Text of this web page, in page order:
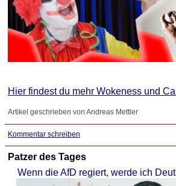
Hier findest du mehr Wokeness und
Artikel geschrieben von Andreas Mettler
Kommentar schreiben
Patzer des Tages
Wenn die AfD regiert, werde ich